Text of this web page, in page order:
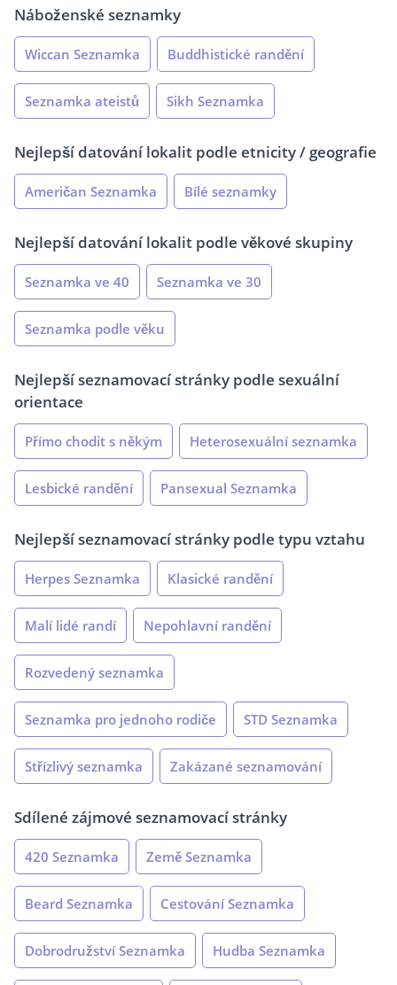
Náboženské seznamky
Wiccan Seznamka Buddhistické randění
Seznamka ateistů Sikh Seznamka
Nejlepší datování lokalit podle etnicity / geografie
Američan Seznamka Bílé seznamky
Nejlepší datování lokalit podle věkové skupiny
Seznamka ve 40 Seznamka ve 30
Seznamka podle věku
Nejlepší seznamovací stránky podle sexuální
orientace
Přímo chodit s někým Heterosexuální seznamka
Lesbické randění Pansexual Seznamka
Nejlepší seznamovací stránky podle typu vztahu
Herpes Seznamka Klasické randění
Malí lidé randí Nepohlavní randění
Rozvedený seznamka
Seznamka pro jednoho rodiče STD Seznamka
Střízlivý seznamka Zakázané seznamování
Sdílené zájmové seznamovací stránky
420 Seznamka Země Seznamka
Beard Seznamka Cestování Seznamka
Dobrodružství Seznamka Hudba Seznamka